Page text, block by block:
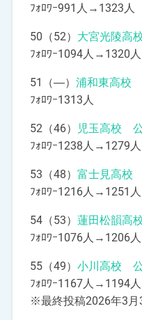
ﾌｫﾛﾜｰ991人→1323人
50（52） 大宮光陵高
ﾌｫﾛﾜｰ1094人→1320
51（―） 浦和東高校
ﾌｫﾛﾜｰ1313人
52（46）
児玉高校
ﾌｫﾛﾜｰ1238人→1279
53（48） 富士見高校
ﾌｫﾛﾜｰ1216人→1251
54（53） 蓮田松韻高
ﾌｫﾛﾜｰ1076人→1206
55（49） 小川高校
ﾌｫﾛﾜｰ1167人→1194
※最終投稿2026年3月